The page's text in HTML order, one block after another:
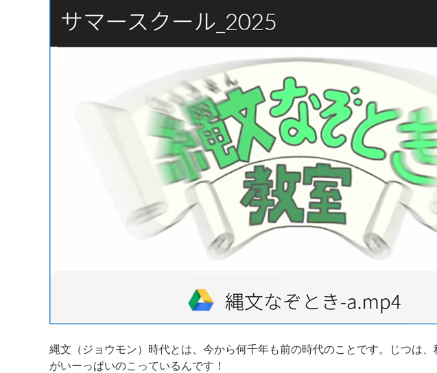
縄文（ジョウモン）時代とは、今から何千年も前の時代のことです。じつは
がいーっぱいのこっているんです！